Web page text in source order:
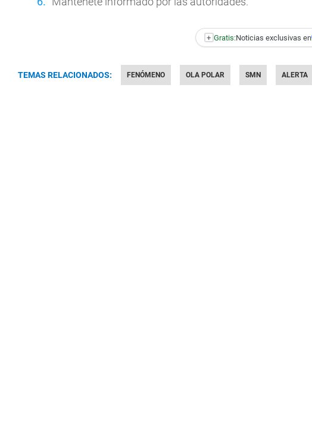
+ Gratis:Noticias exclusivas en
TEMAS RELACIONADOS: FENÓMENO OLA POLAR SMN ALERTA